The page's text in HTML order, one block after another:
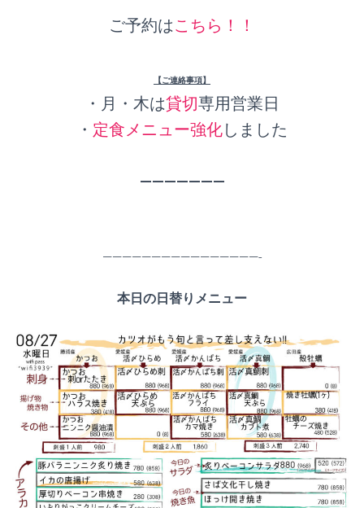
ご予約はこちら！！
【ご連絡事項】
・月・木は貸切専用営業日
・ 定食メニュー強化しました
———————
————————————————-
本日の日替りメニュー